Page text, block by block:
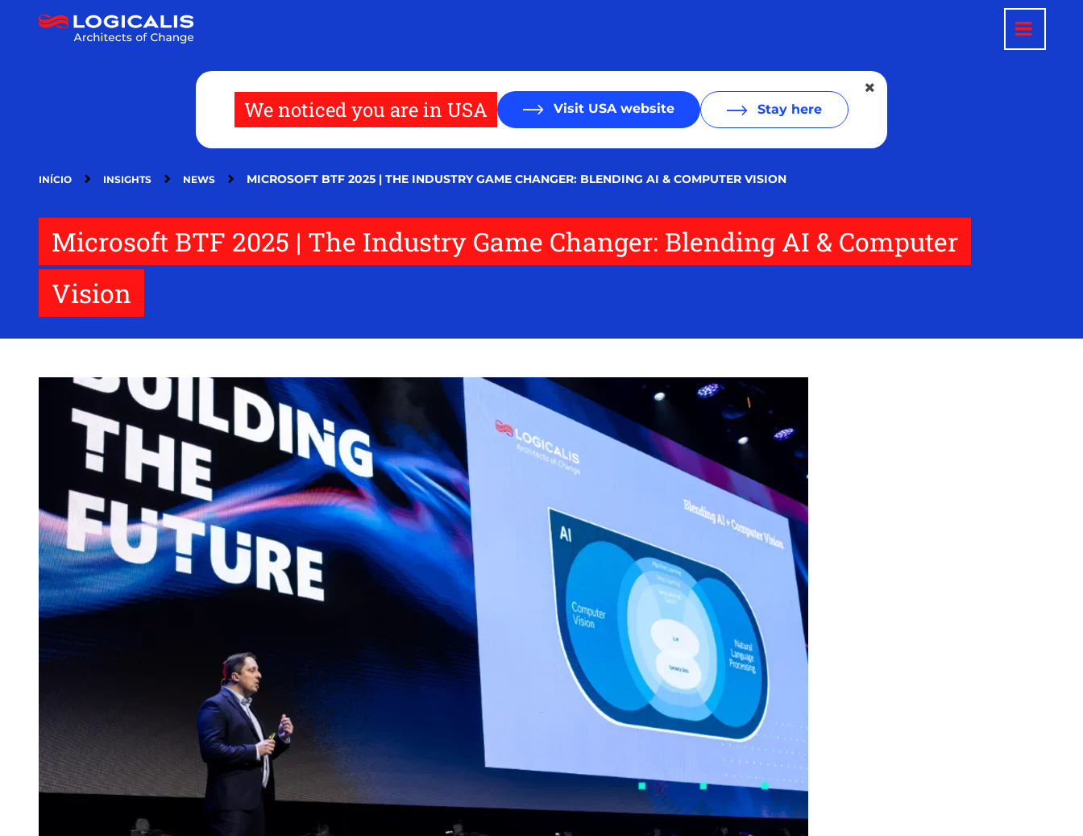
We noticed you are in USA Visit USA website Stay here
INÍCIO INSIGHTS NEWS MICROSOFT BTF 2025 | THE INDUSTRY GAME CHANGER: BLENDING AI & COMPUTER VISION
Microsoft BTF 2025 | The Industry Game Changer: Blending AI & Computer
Vision